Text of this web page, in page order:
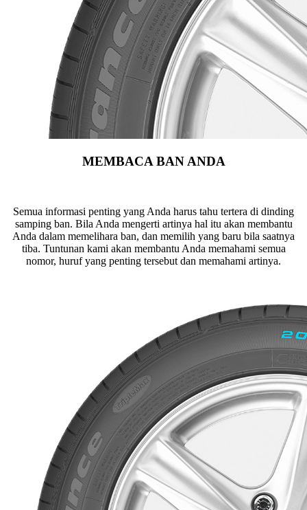
MEMBACA BAN ANDA
Semua informasi penting yang Anda harus tahu tertera di dinding
samping ban. Bila Anda mengerti artinya hal itu akan membantu
Anda dalam memelihara ban, dan memilih yang baru bila saatnya
tiba. Tuntunan kami akan membantu Anda memahami semua
nomor, huruf yang penting tersebut dan memahami artinya.